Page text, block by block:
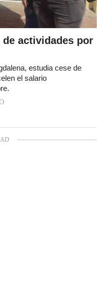
de actividades por
estudia cese de
el salario